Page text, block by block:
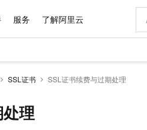
服务 了解阿里云
SSL证书 SSL证书续费与过期处理
理
提供智能易用的域名与建站服务
上传文档即自动完成翻译和格式还原
AI 特惠
至高享 1亿+免费 tokens，加速 Al 应用落地
价格计算器
自助选配和估算价格
价格优势
数据与 API
手机三要素
成为产品伙伴
产品生态伙伴
企业增值服务
专家技术服务
最佳实践
云上奥运之旅